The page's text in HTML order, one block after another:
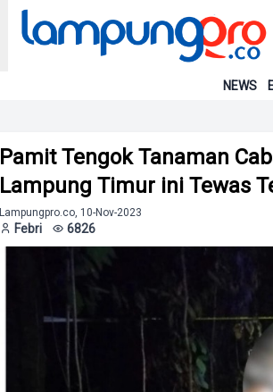
NEWS
Pamit Tengok Tanaman
Lampung Timur ini Tewas
Lampungpro.co, 10-Nov-2023
Febri 6826